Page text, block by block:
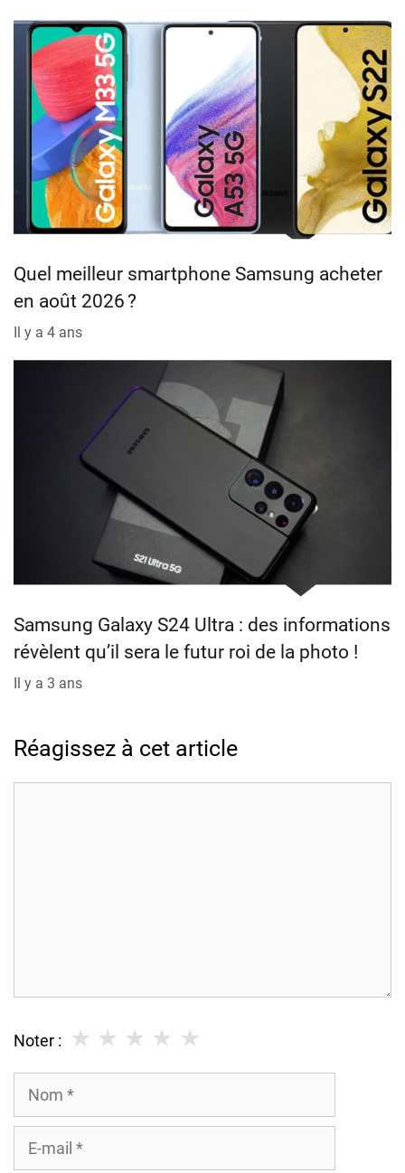
Quel meilleur smartphone Samsung acheter
en août 2026 ?
Il y a 4 ans
Samsung Galaxy S24 Ultra : des informations
révèlent qu’il sera le futur roi de la photo !
Il y a 3 ans
Réagissez à cet article
Noter : ★
★
★
★
★